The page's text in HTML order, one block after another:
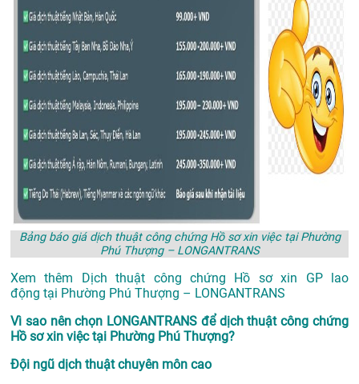
Bảng báo giá dịch thuật công chứng Hồ sơ xin việc tại Phường
Phú Thượng – LONGANTRANS
Xem thêm
Dịch thuật công chứng Hồ sơ xin GP lao
động tại Phường Phú Thượng – LONGANTRANS
Vì sao nên chọn LONGANTRANS để dịch thuật công chứng
Hồ sơ xin việc tại Phường Phú Thượng?
Đội ngũ dịch thuật chuyên môn cao